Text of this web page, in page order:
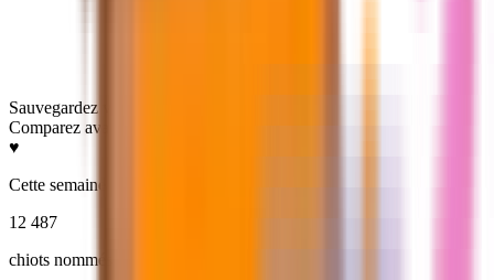
Sauvegardez vos favoris
Comparez avant de choisir
♥
Cette semaine
12 487
chiots nommés